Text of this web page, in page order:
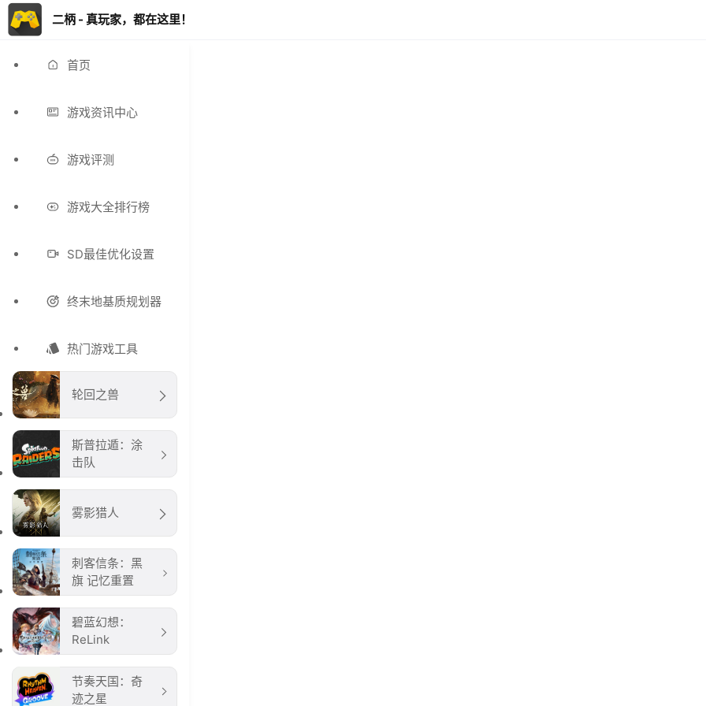
二柄 - 真玩家，都在这里！
首页
游戏资讯中心
游戏评测
游戏大全排行榜
SD最佳优化设置
终末地基质规划器
热门游戏工具
轮回之兽
斯普拉遁：涂
击队
雾影猎人
刺客信条：黑
旗 记忆重置
碧蓝幻想：
ReLink
节奏天国：奇
迹之星